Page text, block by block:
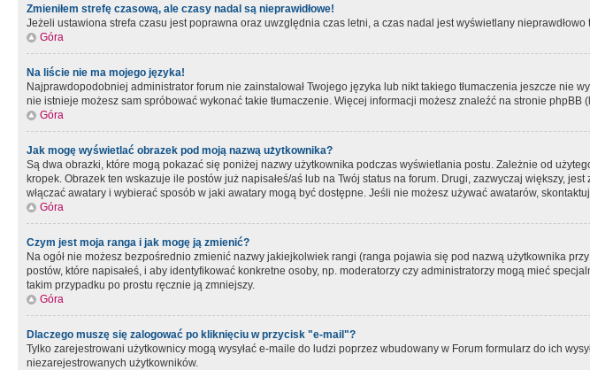
Zmieniłem strefę czasową, ale czasy nadal są nieprawidłowe!
Jeżeli ustawiona strefa czasu jest poprawna oraz uwzględnia czas letni, a czas nadal jest wyświetlany
Góra
Na liście nie ma mojego języka!
Najprawdopodobniej administrator forum nie zainstalował Twojego języka lub nikt takiego tłumaczenia jeszcze nie
nie istnieje możesz sam spróbować wykonać takie tłumaczenie. Więcej informacji możesz znaleźć na stronie phpBB
Góra
Jak mogę wyświetlać obrazek pod moją nazwą użytkownika?
Są dwa obrazki, które mogą pokazać się poniżej nazwy użytkownika podczas wyświetlania postu. Zależnie od
kropek. Obrazek ten wskazuje ile postów już napisałeś/aś lub na Twój status na forum. Drugi, zazwyczaj większy,
włączać awatary i wybierać sposób w jaki awatary mogą być dostępne. Jeśli nie możesz używać awatarów,
Góra
Czym jest moja ranga i jak mogę ją zmienić?
Na ogół nie możesz bezpośrednio zmienić nazwy jakiejkolwiek rangi (ranga pojawia się pod nazwą użytkownika
postów, które napisałeś, i aby identyfikować konkretne osoby, np. moderatorzy czy administratorzy mogą mieć
takim przypadku po prostu ręcznie ją zmniejszy.
Góra
Dlaczego muszę się zalogować po kliknięciu w przycisk "e-mail"?
Tylko zarejestrowani użytkownicy mogą wysyłać e-maile do ludzi poprzez wbudowany w Forum formularz do ich
niezarejestrowanych użytkowników.